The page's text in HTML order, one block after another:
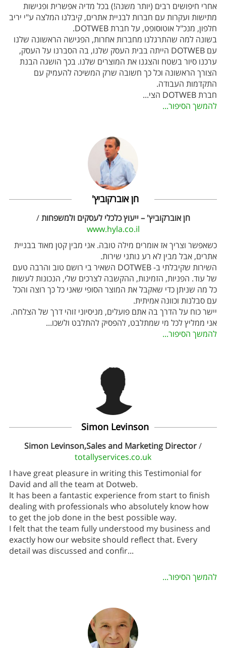
אחרי חיפושים רבים (יותר משנה!) בכל מדיה אפשרית ופגישות
מתישות ועקרות עם חברות לבניית אתרים, קיבלנו המלצה ע"י יריב
חלפון, מנכ"ל אוטוסופט, על חברת DOTWEB.
בשונה למה שהתרגלנו מחברות אחרות, הפגישה הראשונה שלנו
עם DOTWEB הייתה בבית העסק שלנו, בה הסברנו על העסק,
ערכנו סיור בשטח והצגנו את המוצרים שלנו. בכך הושגה הבנת
הצורך הראשונה וכל כך חשובה שרק המשיכה להעמיק עם
התקדמות העבודה.
חברת DOTWEB הצי
...
להמשך הסיפור...
חן אוברקוביץ'
חן אוברקוביץ' – ייעוץ כלכלי לעסקים ולמשפחות/
www.hyla.co.il
כשאפשר וצריך אז אומרים מילה טובה. אני מבין קטן מאוד בבניית
אתרים, אבל מבין לא רע נותני שירות.
השירות שקיבלתי ב- DOTWEB השאיר בי רושם טוב והרבה טעם
של עוד. הפניות, הזמינות, ההקשבה לצרכים שלי, הנכונות לעשות
כל מה שניתן כדי שאקבל את המוצר הסופי שאני כל כך רוצה והכל
עם סבלנות וכוונה אמיתית.
יישר כוח על הדרך בה אתם פועלים, מניסיוני זוהי דרך של הצלחה.
אני ממליץ לכל מי שמתלבט, להפסיק להתלבט ולשכו...
להמשך הסיפור...
Simon Levinson
Simon Levinson,Sales and Marketing Director/
totallyservices.co.uk
I have great pleasure in writing this Testimonial for
David and all the team at Dotweb.
It has been a fantastic experience from start to finish
dealing with professionals who absolutely know how
to get the job done in the best possible way.
I felt that the team fully understood my business and
exactly how our website should reflect that. Every
detail was discussed and confir...
להמשך הסיפור...